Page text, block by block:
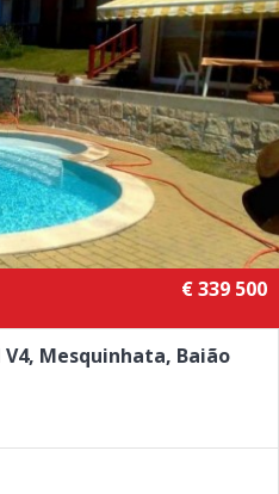
€ 339 500
Mesquinhata, Baião